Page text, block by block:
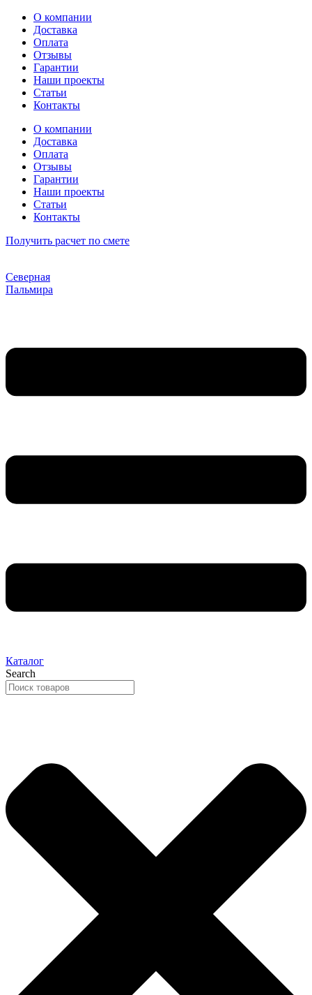
Перейти
содержимому
О компании
Доставка
Оплата
Отзывы
Гарантии
Наши проекты
Статьи
Контакты
О компании
Доставка
Оплата
Отзывы
Гарантии
Наши проекты
Статьи
Контакты
Получить расчет по смете
Северная
Пальмира
Каталог
Search